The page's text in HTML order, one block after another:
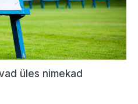
üles nimekad